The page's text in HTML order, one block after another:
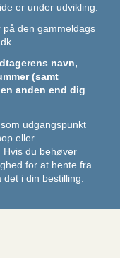
er under udvikling.
på den gammeldags
.
navn,
(samt
anden end dig
udgangspunkt
eller
Hvis du behøver
for at hente fra
i din bestilling.